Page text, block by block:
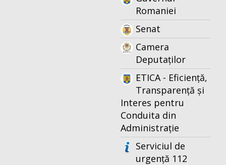
Romaniei
Senat
Camera
Deputaților
ETICA - Eficiență,
Transparență și
Interes pentru
Conduita din
Administrație
Serviciul de
urgență 112